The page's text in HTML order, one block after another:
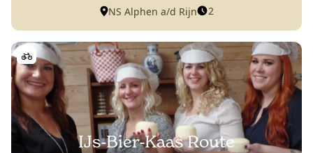
NS Alphen a/d Rijn 2
IJs-Bier-Kaas Route